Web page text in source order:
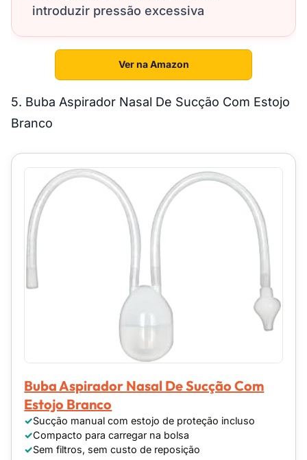
introduzir pressão excessiva
Ver na Amazon
5. Buba Aspirador Nasal De Sucção Com Estojo
Branco
Buba Aspirador Nasal De Sucção Com
Estojo Branco
Sucção manual com estojo de proteção incluso
Compacto para carregar na bolsa
Sem filtros, sem custo de reposição